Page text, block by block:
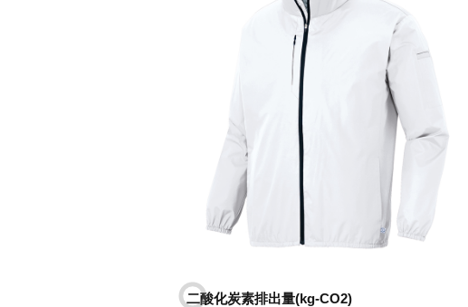
二酸化炭素排出量(kg-CO2)